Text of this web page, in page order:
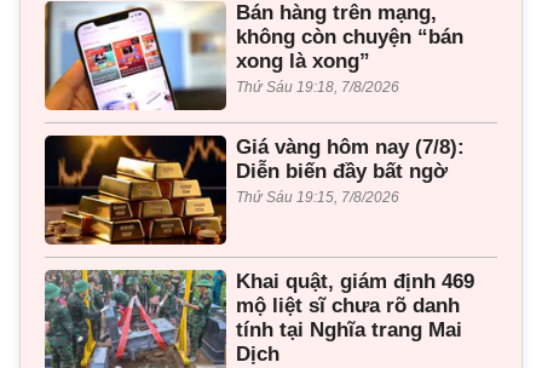
Bán hàng trên mạng,
không còn chuyện “bán
xong là xong”
Thứ Sáu 19:18, 7/8/2026
Giá vàng hôm nay (7/8):
Diễn biến đầy bất ngờ
Thứ Sáu 19:15, 7/8/2026
Khai quật, giám định 469
mộ liệt sĩ chưa rõ danh
tính tại Nghĩa trang Mai
Dịch